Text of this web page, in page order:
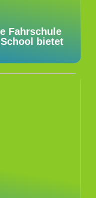
Fahrschule
bietet